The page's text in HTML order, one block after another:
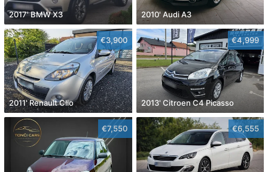
2017' BMW X3 2010' Audi A3
€3,900
2011' Renault Clio
€4,999
2013' Citroen C4 Picasso
€7,550 €6,555